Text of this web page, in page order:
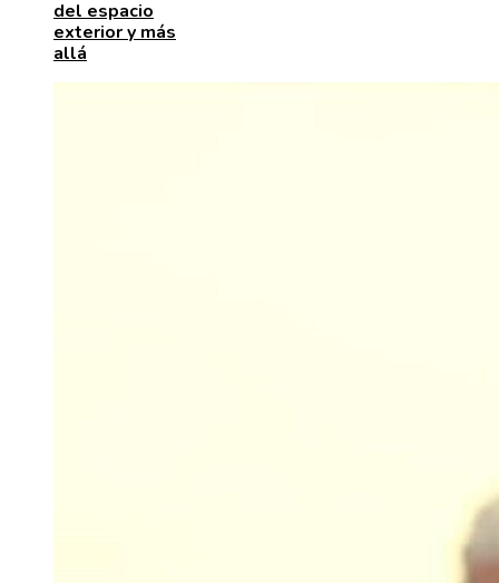
del espacio
exterior y más
allá